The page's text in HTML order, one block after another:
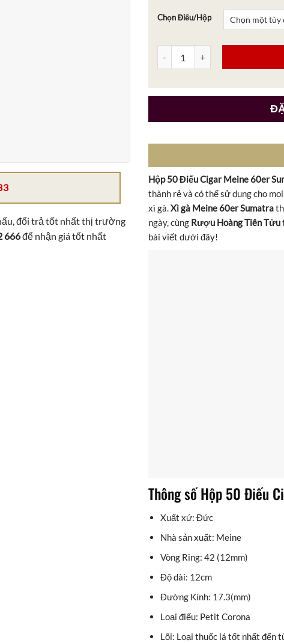
đổi trả tốt nhất thị trường
666để nhận giá tốt nhất
Chọn Điếu/Hộp
Hộp 50 Điếu Cigar Meine 60er
Hộp 50 Điếu Cigar Meine 60er
thành rẻ và có thể sử dụng cho
xì gà.Xì gà Meine 60er Sumatra
ngày, cùng Rượu Hoàng Tiên Tửu
bài viết dưới đây!
Thông số Hộp 50 Điếu
Xuất xứ: Đức
Nhà sản xuất: Meine
Vòng Ring: 42 (12mm)
Độ dài: 12cm
Đường Kính: 17.3(mm)
Loại điếu: Petit Corona
Lõi: Loại thuốc lá tốt nhất đến